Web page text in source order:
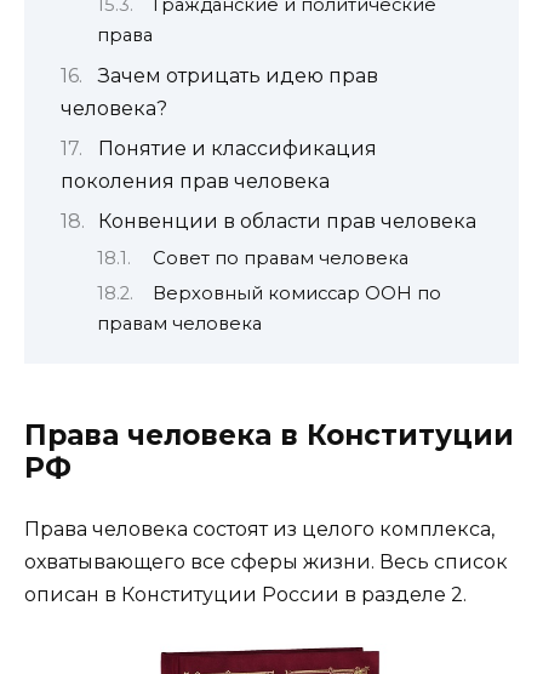
Гражданские и политические
права
Зачем отрицать идею прав
человека?
Понятие и классификация
поколения прав человека
Конвенции в области прав человека
Совет по правам человека
Верховный комиссар ООН по
правам человека
Права человека в Конституции
РФ
Права человека состоят из целого комплекса,
охватывающего все сферы жизни. Весь список
описан в Конституции России в разделе 2.